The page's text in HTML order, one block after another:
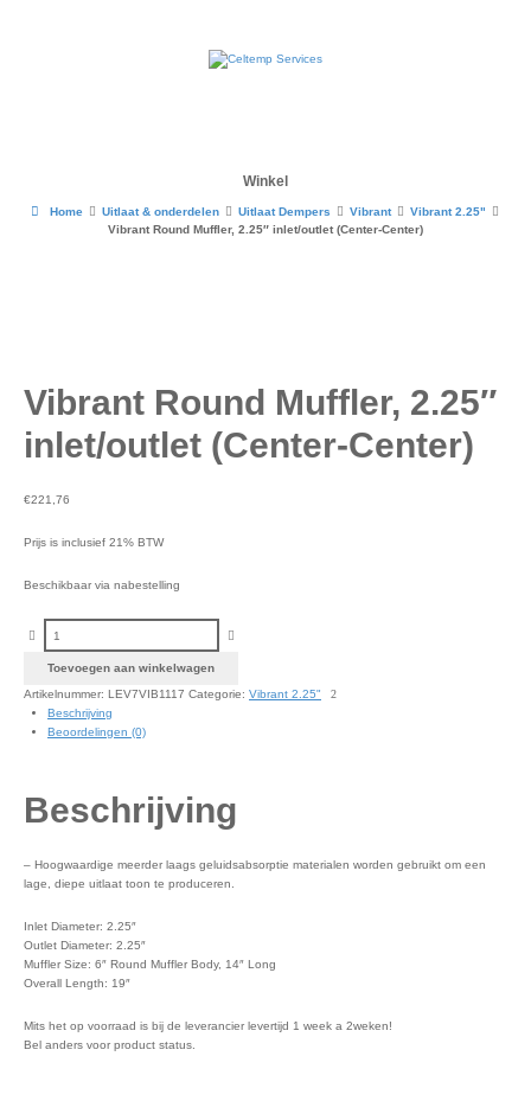
Winkel
Home Uitlaat & onderdelen Uitlaat Dempers Vibrant
Vibrant 2.25"
Vibrant Round Muffler, 2.25″ inlet/outlet (Center-Center)
Vibrant Round Muffler, 2.25″
inlet/outlet (Center-Center)
€221,76
Prijs is inclusief 21% BTW
Beschikbaar via nabestelling
Toevoegen aan winkelwagen
Artikelnummer: LEV7VIB1117 Categorie: Vibrant 2.25"
Beschrijving
Beoordelingen (0)
Beschrijving
– Hoogwaardige meerder laags geluidsabsorptie materialen worden gebruikt om een
lage, diepe uitlaat toon te produceren.
Inlet Diameter: 2.25″
Outlet Diameter: 2.25″
Muffler Size: 6″ Round Muffler Body, 14″ Long
Overall Length: 19″
Mits het op voorraad is bij de leverancier levertijd 1 week a 2weken!
Bel anders voor product status.